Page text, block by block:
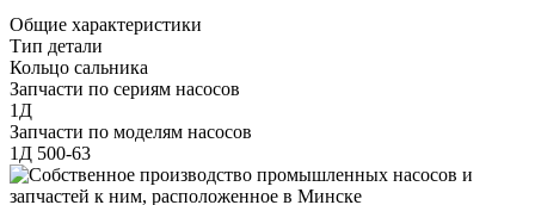
Общие характеристики
Тип детали
Кольцо сальника
Запчасти по сериям насосов
1Д
Запчасти по моделям насосов
1Д 500-63